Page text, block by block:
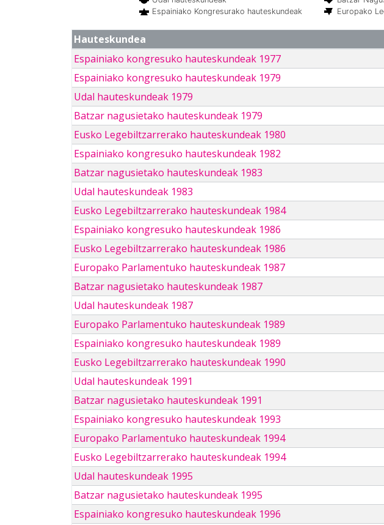
Espainiako Kongresurako hauteskundeak
Europako
Hauteskundea
Espainiako kongresuko hauteskundeak 1977
Espainiako kongresuko hauteskundeak 1979
Udal hauteskundeak 1979
Batzar nagusietako hauteskundeak 1979
Eusko Legebiltzarrerako hauteskundeak 1980
Espainiako kongresuko hauteskundeak 1982
Batzar nagusietako hauteskundeak 1983
Udal hauteskundeak 1983
Eusko Legebiltzarrerako hauteskundeak 1984
Espainiako kongresuko hauteskundeak 1986
Eusko Legebiltzarrerako hauteskundeak 1986
Europako Parlamentuko hauteskundeak 1987
Batzar nagusietako hauteskundeak 1987
Udal hauteskundeak 1987
Europako Parlamentuko hauteskundeak 1989
Espainiako kongresuko hauteskundeak 1989
Eusko Legebiltzarrerako hauteskundeak 1990
Udal hauteskundeak 1991
Batzar nagusietako hauteskundeak 1991
Espainiako kongresuko hauteskundeak 1993
Europako Parlamentuko hauteskundeak 1994
Eusko Legebiltzarrerako hauteskundeak 1994
Udal hauteskundeak 1995
Batzar nagusietako hauteskundeak 1995
Espainiako kongresuko hauteskundeak 1996